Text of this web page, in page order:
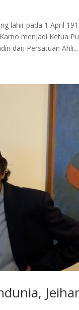
lahir pada 1 April
menjadi Ketua
dari Persatuan Ahli...